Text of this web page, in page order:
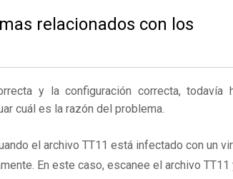
relacionados con los
y la configuración correcta, todavía
cuál es la razón del problema.
el archivo TT11 está infectado con un
En este caso, escanee el archivo TT11